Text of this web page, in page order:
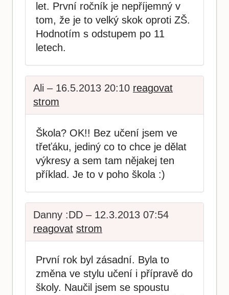
let. První ročník je nepříjemný v
tom, že je to velký skok oproti ZŠ.
Hodnotím s odstupem po 11
letech.
Ali – 16.5.2013 20:10 reagovat
strom
Škola? OK!! Bez učení jsem ve
třeťáku, jediný co to chce je dělat
výkresy a sem tam nějakej ten
příklad. Je to v poho škola :)
Danny :DD – 12.3.2013 07:54
reagovat strom
První rok byl zásadní. Byla to
změna ve stylu učení i přípravě do
školy. Naučil jsem se spoustu